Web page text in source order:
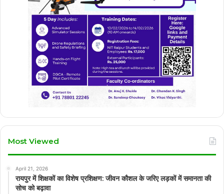
Most Viewed
April 21, 2026
रायपुर में शिक्षकों का विशेष प्रशिक्षण: जीवन कौशल के जरिए लड़कों में समानता की
सोच को बढ़ावा